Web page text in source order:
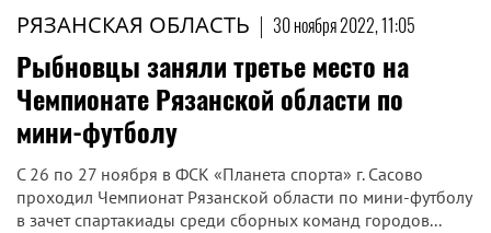
РЯЗАНСКАЯ ОБЛАСТЬ | 30 ноября 2022, 11:05
Рыбновцы заняли третье место на
Чемпионате Рязанской области по
мини-футболу
С 26 по 27 ноября в ФСК «Планета спорта» г. Сасово
проходил Чемпионат Рязанской области по мини-футболу
в зачет спартакиады среди сборных команд городов...